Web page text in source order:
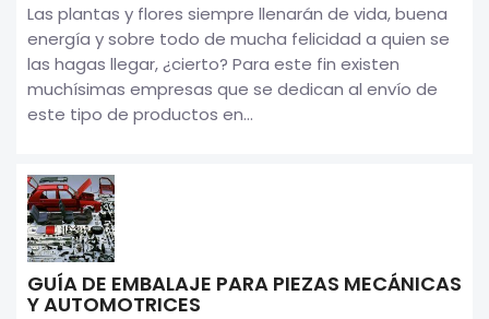
Las plantas y flores siempre llenarán de vida, buena
energía y sobre todo de mucha felicidad a quien se
las hagas llegar, ¿cierto? Para este fin existen
muchísimas empresas que se dedican al envío de
este tipo de productos en...
GUÍA DE EMBALAJE PARA PIEZAS MECÁNICAS
Y AUTOMOTRICES